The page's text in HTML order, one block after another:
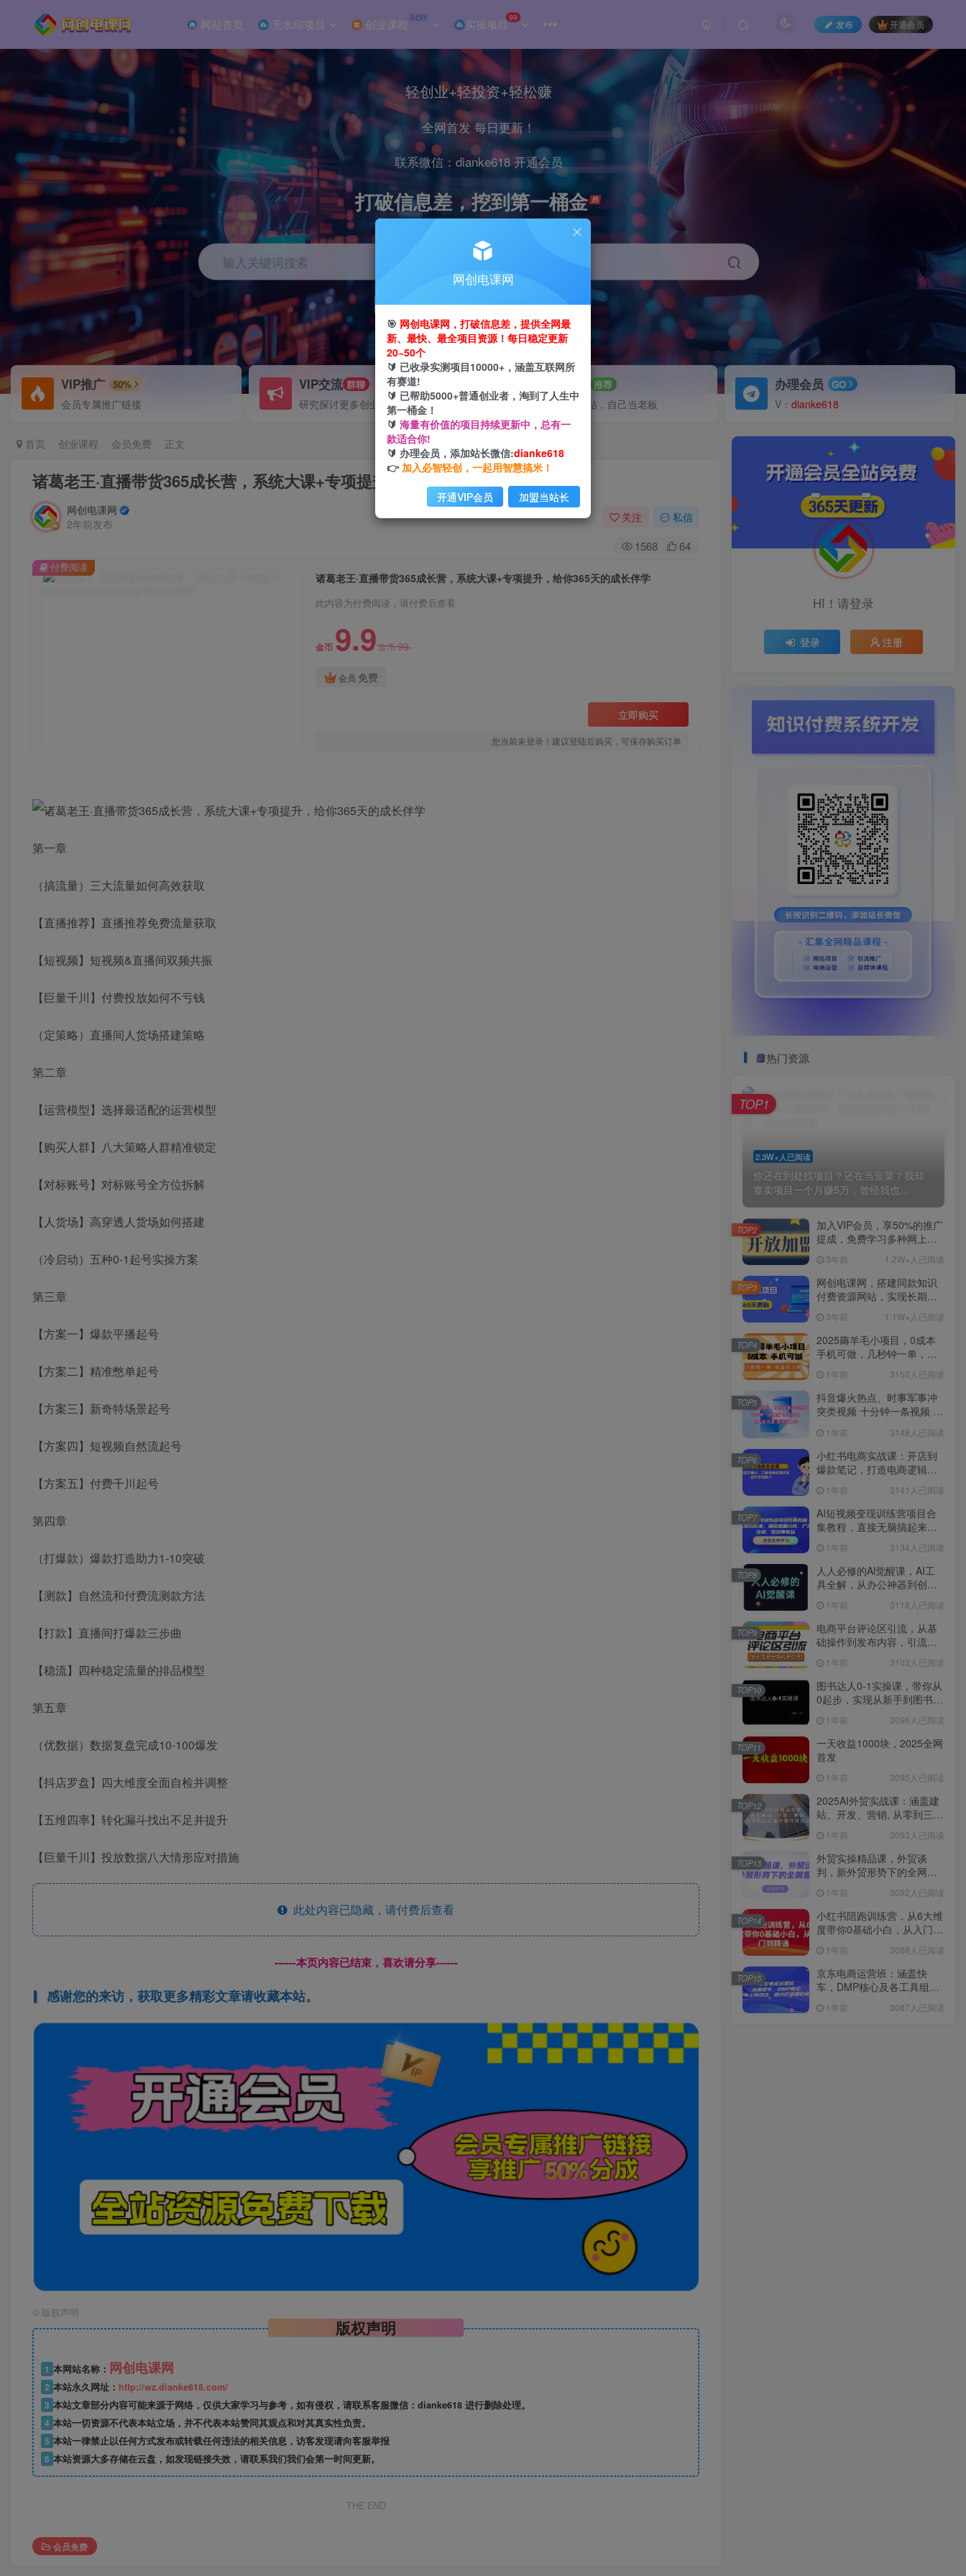
网站首页 无水印项目 创业课程 NEW 实操项目99
发布 开通会员
轻创业+轻投资+轻松赚
全网首发 每日更新！
联系微信：dianke618 开通会员
打破信息差，挖到第一桶金
输入关键词搜索
引流 抖音 小红书 直播 剪辑 电商
VIP推广 50%
会员专属推广链接
VIP交流 群聊
研究探讨更多创业项目路子。
推荐
搭建同款网站，自己当老板
办理会员 GO
V： dianke618
首页 创业课程 会员免费 正文
诸葛老王·直播带货365成长营，系统大课+专项提升，给你365天的成长伴学
网创电课网
2年前发布
关注 私信
1568 64
诸葛老王·直播带货365成长营，系统大课+专项提升，给你365天的成长伴学
此内容为付费阅读，请付费后查看
金币 9.9金币99
会员 免费
立即购买
您当前未登录！建议登陆后购买，可保存购买订单
付费阅读
第一章
（搞流量）三大流量如何高效获取
【直播推荐】直播推荐免费流量获取
【短视频】短视频&直播间双频共振
【巨量千川】付费投放如何不亏钱
（定策略）直播间人货场搭建策略
第二章
【运营模型】选择最适配的运营模型
【购买人群】八大策略人群精准锁定
【对标账号】对标账号全方位拆解
【人货场】高穿透人货场如何搭建
（冷启动）五种0-1起号实操方案
第三章
【方案一】爆款平播起号
【方案二】精准憋单起号
【方案三】新奇特场景起号
【方案四】短视频自然流起号
【方案五】付费千川起号
第四章
（打爆款）爆款打造助力1-10突破
【测款】自然流和付费流测款方法
【打款】直播间打爆款三步曲
【稳流】四种稳定流量的排品模型
第五章
（优数据）数据复盘完成10-100爆发
【抖店罗盘】四大维度全面自检并调整
【五维四率】转化漏斗找出不足并提升
【巨量千川】投放数据八大情形应对措施
此处内容已隐藏，请付费后查看
------本页内容已结束，喜欢请分享------
感谢您的来访，获取更多精彩文章请收藏本站。
© 版权声明
版权声明
1 本网站名称： 网创电课网
2 本站永久网址： http://wz.dianke618.com/
3 本站文章部分内容可能来源于网络，仅供大家学习与参考，如有侵权，请联系客服微信：dianke618 进行删除处理。
4 本站一切资源不代表本站立场，并不代表本站赞同其观点和对其真实性负责。
5 本站一律禁止以任何方式发布或转载任何违法的相关信息，访客发现请向客服举报
6 本站资源大多存储在云盘，如发现链接失效，请联系我们我们会第一时间更新。
THE END
会员免费
HI！请登录
登录 注册
热门资源
2.3W+人已阅读
你还在到处找项目？还在当韭菜？我却
靠卖项目一个月赚5万，曾经我也...
TOP1
加入VIP会员，享50%的推广
提成，免费学习多种网上创
3年前 1.2W+人已阅读
TOP2
网创电课网，搭建同款知识
付费资源网站，实现长期稳
3年前 1.1W+人已阅读
TOP3
2025薅羊毛小项目，0成本
手机可做，几秒钟一单，收
1年前 3150人已阅读
TOP4
抖音爆火热点、时事军事冲
突类视频 十分钟一条视频 条
手 1年前 3148人已阅读
TOP5
小红书电商实战课：开店到
爆款笔记，打造电商逻辑体
1年前 3141人已阅读
TOP6
AI短视频变现训练营项目合
集教程，直接无脑搞起来，
制、收徒等收益
1年前 3134人已阅读
TOP7
人人必修的Al觉醒课，AI工
具全解，从办公神器到创意
1年前 3118人已阅读
TOP8
电商平台评论区引流，从基
础操作到发布内容，引流技
1年前 3103人已阅读
TOP9
图书达人0-1实操课，带你从
0起步，实现从新手到图书达
1年前 3096人已阅读
TOP10
一天收益1000块，2025全网
首发
1年前 3095人已阅读
TOP11
2025AI外贸实战课：涵盖建
站、开发、营销, 从零到三全
1年前 3093人已阅读
TOP12
外贸实操精品课，外贸谈
判，新外贸形势下的全网营
1年前 3092人已阅读
TOP13
小红书陪跑训练营，从6大维
度带你0基础小白，从入门到
1年前 3088人已阅读
TOP14
京东电商运营班：涵盖快
车，DMP核心及各工具组
1年前 3087人已阅读
TOP15
网创电课网
🎯 网创电课网，打破信息差，提供全网最
新、最快、最全项目资源！每日稳定更新
20~50个
🔰 已收录实测项目10000+，涵盖互联网所
有赛道!
🔰 已帮助5000+普通创业者，淘到了人生中
第一桶金！
🔰 海量有价值的项目持续更新中，总有一
款适合你!
🔰 办理会员，添加站长微信:dianke618
👉 加入必智轻创，一起用智慧搞米！
开通VIP会员 加盟当站长